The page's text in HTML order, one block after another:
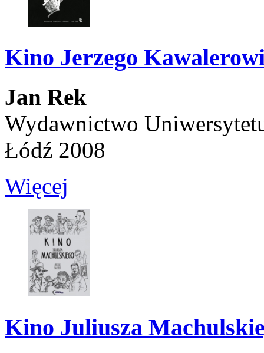
Kino Jerzego
Jan Rek
Wydawnictwo
Łódź 2008
Więcej
Kino Juliusza